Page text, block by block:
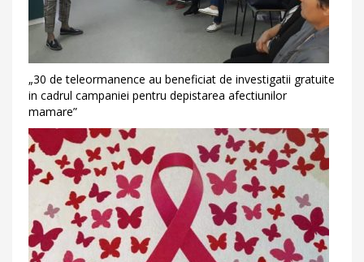
„30 de teleormanence au beneficiat de investigatii gratuite
in cadrul campaniei pentru depistarea afectiunilor
mamare”